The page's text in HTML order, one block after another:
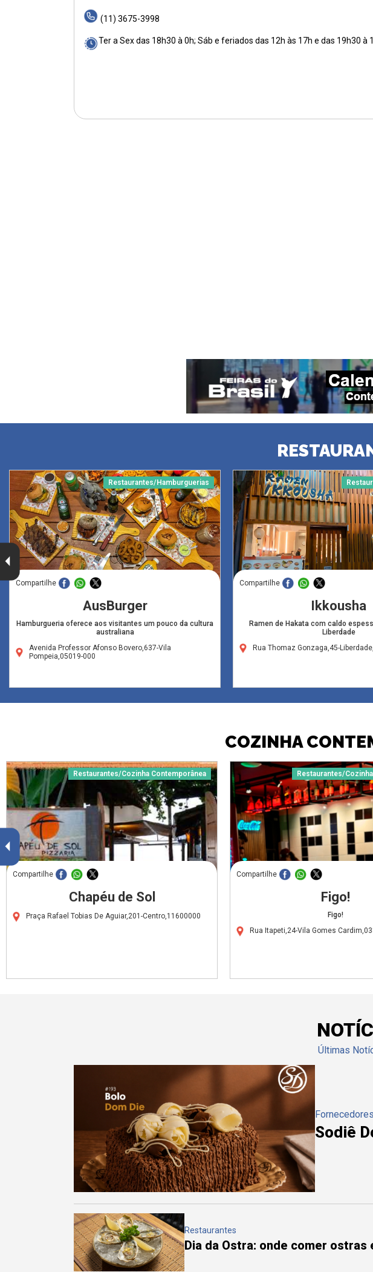
(11) 3675-3998
Ter a Sex das 18h30 à 0h; Sáb e feriados das 12h às 17h e das 19h30 à
Restaurantes/Hamburguerias
Compartilhe
AusBurger
Hamburgueria oferece aos visitantes um pouco da cultura
australiana
Avenida Professor Afonso Bovero,637-Vila
Pompeia,05019-000
Compartilhe
Ikkousha
Ramen de Hakata com caldo
Liberdade
Rua Thomaz Gonzaga,45-
COZINHA
Restaurantes/Cozinha Contemporânea
Compartilhe
Chapéu de Sol
Praça Rafael Tobias De Aguiar,201-Centro,11600000
Restaurantes/
Compartilhe
Figo!
Figo!
Rua Itapeti,24-Vila Gomes
Últimas
Fornecedores
Sodiê
Restaurantes
Dia da Ostra: onde comer ostras